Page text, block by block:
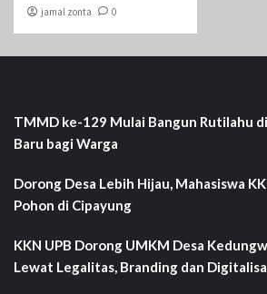
jamal zonta 0
TMMD ke-129 Mulai Bangun Rutilahu di
Baru bagi Warga
Dorong Desa Lebih Hijau, Mahasiswa
Pohon di Cipayung
KKN UPB Dorong UMKM Desa
Lewat Legalitas, Branding dan